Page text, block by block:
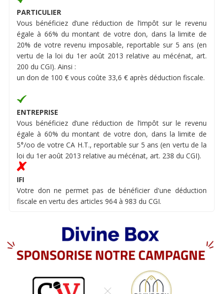
PARTICULIER
Vous bénéficiez d’une réduction de l’impôt sur le revenu
égale à 66% du montant de votre don, dans la limite de
20% de votre revenu imposable, reportable sur 5 ans (en
vertu de la loi du 1er août 2013 relative au mécénat, art.
200 du CGI). Ainsi :
un don de 100 € vous coûte 33,6 € après déduction fiscale.
ENTREPRISE
Vous bénéficiez d’une réduction de l’impôt sur le revenu
égale à 60% du montant de votre don, dans la limite de
5°/oo de votre CA H.T., reportable sur 5 ans (en vertu de la
loi du 1er août 2013 relative au mécénat, art. 238 du CGI).
IFI
Votre don ne permet pas de bénéficier d'une déduction
fiscale en vertu des articles 964 à 983 du CGI.